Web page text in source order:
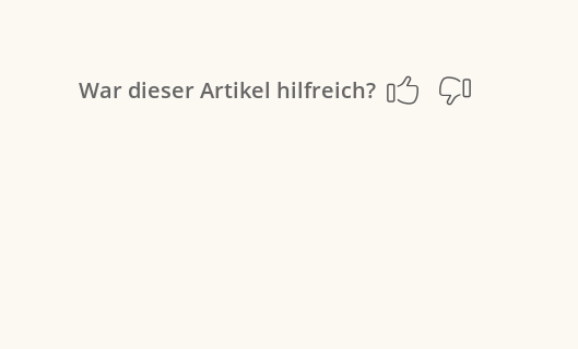
War dieser Artikel hilfreich?